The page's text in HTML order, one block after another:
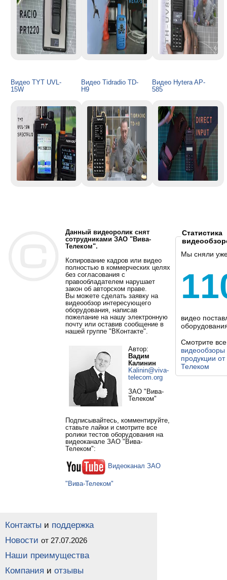
Видео TYT UVL-
15W
Видео Tidradio TD-
H9
Видео Hytera AP-
585
Данный видеоролик снят
сотрудниками ЗАО "Вива-
Телеком".
Копирование кадров или видео
полностью в коммерческих целях
без согласования с
правообладателем нарушает
закон об авторском праве.
Вы можете сделать заявку на
видеообзор интересующего
оборудования, написав
пожелание на нашу электронную
почту или оставив сообщение в
нашей группе "ВКонтакте".
Автор:
Вадим
Калинин
Kalinin@viva-
telecom.org
ЗАО "Вива-
Телеком"
Подписывайтесь, комментируйте,
ставьте лайки и смотрите все
ролики тестов оборудования на
видеоканале ЗАО "Вива-
Телеком":
Видеоканал ЗАО
"Вива-Телеком"
Статистика
Мы сняли
видео
Смотрите все
видеообзоры
продукции
Телеком
Контакты и поддержка
Новости от 27.07.2026
Наши преимущества
Компания и отзывы